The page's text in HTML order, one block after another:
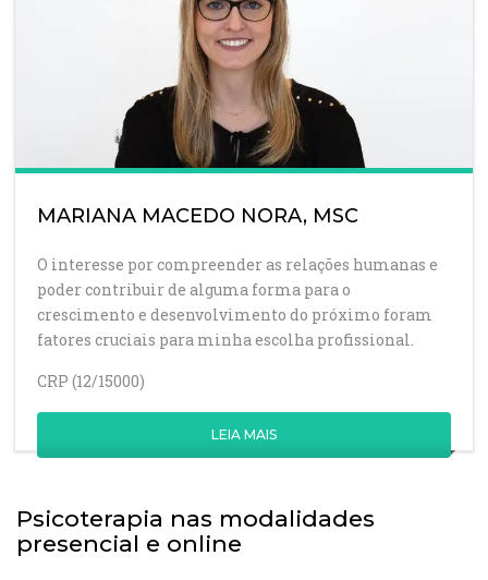
MARIANA MACEDO NORA, MSC
O interesse por compreender as relações humanas e
poder contribuir de alguma forma para o
crescimento e desenvolvimento do próximo foram
fatores cruciais para minha escolha profissional.
CRP (12/15000)
LEIA MAIS
Psicoterapia nas modalidades
presencial e online